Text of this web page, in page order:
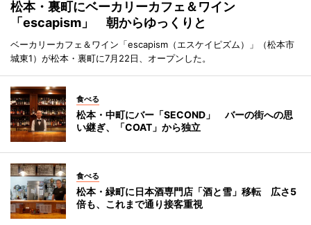
松本・裏町にベーカリーカフェ＆ワイン
「escapism」 朝からゆっくりと
ベーカリーカフェ＆ワイン「escapism（エスケイピズム）」（松本市
城東1）が松本・裏町に7月22日、オープンした。
食べる
松本・中町にバー「SECOND」 バーの街への思
い継ぎ、「COAT」から独立
食べる
松本・緑町に日本酒専門店「酒と雪」移転 広さ5
倍も、これまで通り接客重視